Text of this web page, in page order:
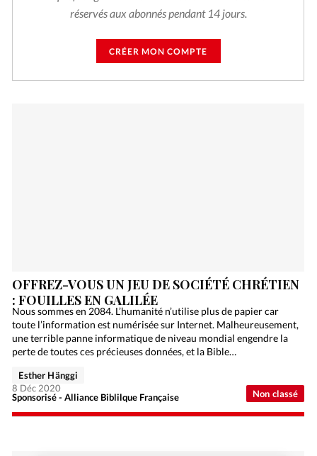
réservés aux abonnés pendant 14 jours.
CRÉER MON COMPTE
Non classé
OFFREZ-VOUS UN JEU DE SOCIÉTÉ CHRÉTIEN
: FOUILLES EN GALILÉE
Nous sommes en 2084. L’humanité n’utilise plus de papier car
toute l’information est numérisée sur Internet. Malheureusement,
une terrible panne informatique de niveau mondial engendre la
perte de toutes ces précieuses données, et la Bible…
Sponsorisé - Alliance Biblilque Française
Esther Hänggi
8 Déc 2020